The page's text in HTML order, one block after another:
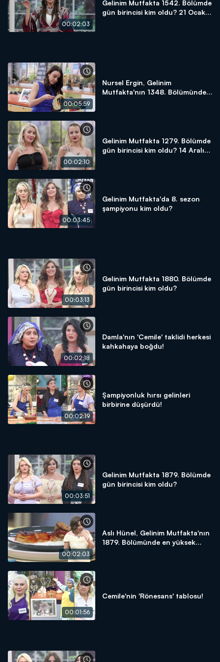
00:02:03
Gelinim Mutfakta 1542. Bölümde
gün birincisi kim oldu? 21 Ocak
00:05:59
Nursel Ergin, Gelinim
Mutfakta'nın 1348. Bölümünde
00:02:10
Gelinim Mutfakta 1279. Bölümde
gün birincisi kim oldu? 14 Aralık
00:03:45
Gelinim Mutfakta'da 8. sezon
şampiyonu kim oldu?
00:03:13
Gelinim Mutfakta 1880. Bölümde
gün birincisi kim oldu?
00:02:18
Damla'nın 'Cemile' taklidi herkesi
kahkahaya boğdu!
00:02:19
Şampiyonluk hırsı gelinleri
birbirine düşürdü!
00:03:51
Gelinim Mutfakta 1879. Bölümde
gün birincisi kim oldu?
00:02:03
Aslı Hünel, Gelinim Mutfakta'nın
1879. Bölümünde en yüksek
00:01:56
Cemile'nin 'Rönesans' tablosu!